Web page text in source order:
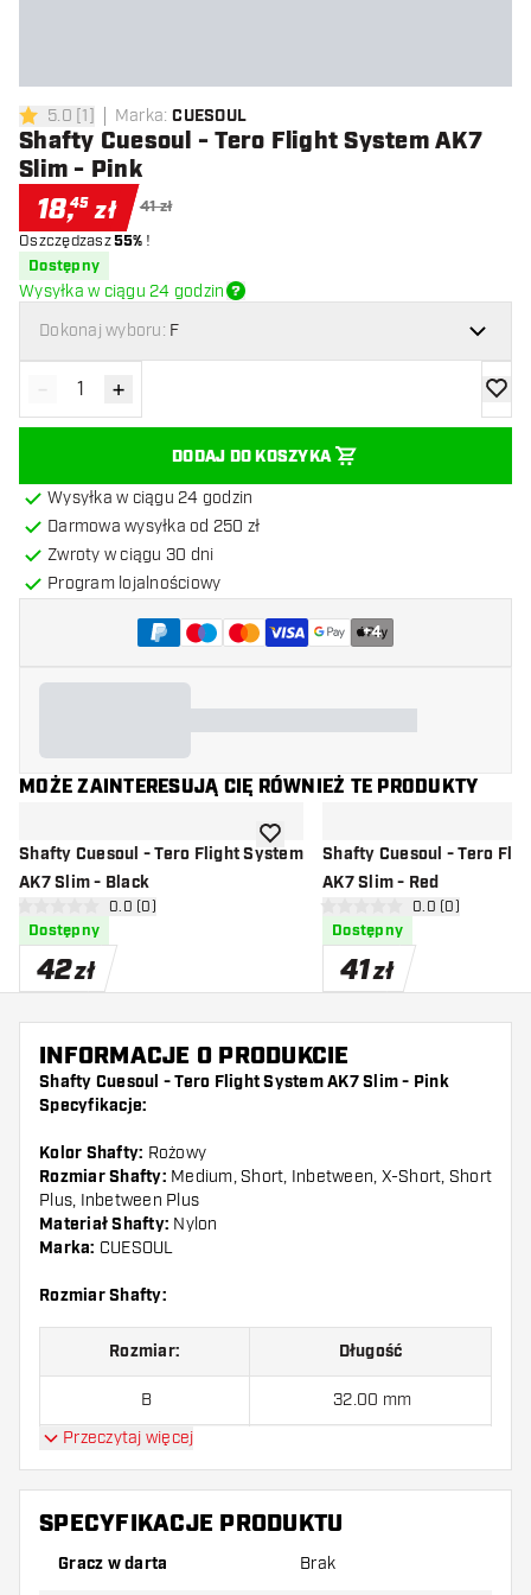
5 gwiazdki oceny
5.0 [1] Marka: CUESOUL
Shafty Cuesoul - Tero Flight System AK7
Slim - Pink
18,45 zł 41 zł
Oszczędzasz55% !
Dostępny
Wysyłka w ciągu 24 godzin
Dokonaj wyboru: F
Zmniejsz ilość
- Zwiększ ilość
+
DODAJ DO KOSZYKA
Wysyłka w ciągu 24 godzin
Darmowa wysyłka od 250 zł
Zwroty w ciągu 30 dni
Program lojalnościowy
+4
MOŻE ZAINTERESUJĄ CIĘ RÓWNIEŻ TE PRODUKTY
Shafty Cuesoul - Tero Flight System
AK7 Slim - Black
otwórz panel recenzji
0 gwiazdki oceny0.0 (0)
Dostępny
42zł
dodaj do listy życzeń
Shafty Cuesoul - Tero
AK7 Slim - Red
otwórz panel
0 gwiazdki oceny0.0 (0)
Dostępny
41zł
INFORMACJE O PRODUKCIE
Shafty Cuesoul - Tero Flight System AK7 Slim - Pink
Specyfikacje:
Kolor Shafty: Rożowy
Rozmiar Shafty: Medium, Short, Inbetween, X-Short, Short
Plus, Inbetween Plus
Materiał Shafty: Nylon
Marka: CUESOUL
Rozmiar Shafty:
Rozmiar: Długość
B 32.00 mm
C
D 37.00 mm
Przeczytaj więcej
SPECYFIKACJE PRODUKTU
Gracz w darta Brak